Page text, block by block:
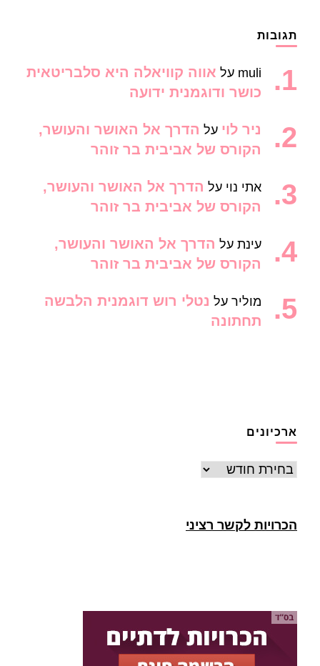
תגובות
muli על אווה קוויאלה היא סלבריטאית
כושר ודוגמנית ידועה
ניר לוי על הדרך אל האושר והעושר,
הקורס של אביבית בר זוהר
אתי נוי על הדרך אל האושר והעושר,
הקורס של אביבית בר זוהר
עינת על הדרך אל האושר והעושר,
הקורס של אביבית בר זוהר
מוליר על נטלי רוש דוגמנית הלבשה
תחתונה
ארכיונים
ארכיונים
הכרויות לקשר רציני